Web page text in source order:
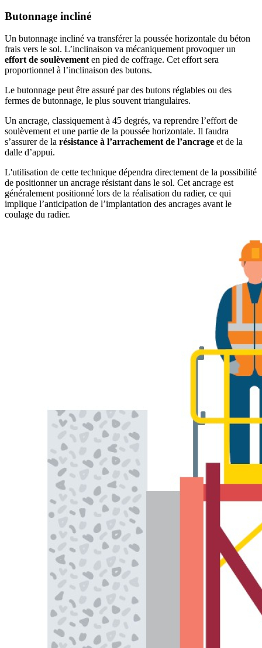
Butonnage incliné
Un butonnage incliné va transférer la poussée horizontale du béton
frais vers le sol. L’inclinaison va mécaniquement provoquer un
effort de soulèvement en pied de coffrage. Cet effort sera
proportionnel à l’inclinaison des butons.
Le butonnage peut être assuré par des butons réglables ou des
fermes de butonnage, le plus souvent triangulaires.
Un ancrage, classiquement à 45 degrés, va reprendre l’effort de
soulèvement et une partie de la poussée horizontale. Il faudra
s’assurer de la résistance à l’arrachement de l’ancrage et de la
dalle d’appui.
L'utilisation de cette technique dépendra directement de la possibilité
de positionner un ancrage résistant dans le sol. Cet ancrage est
généralement positionné lors de la réalisation du radier, ce qui
implique l’anticipation de l’implantation des ancrages avant le
coulage du radier.